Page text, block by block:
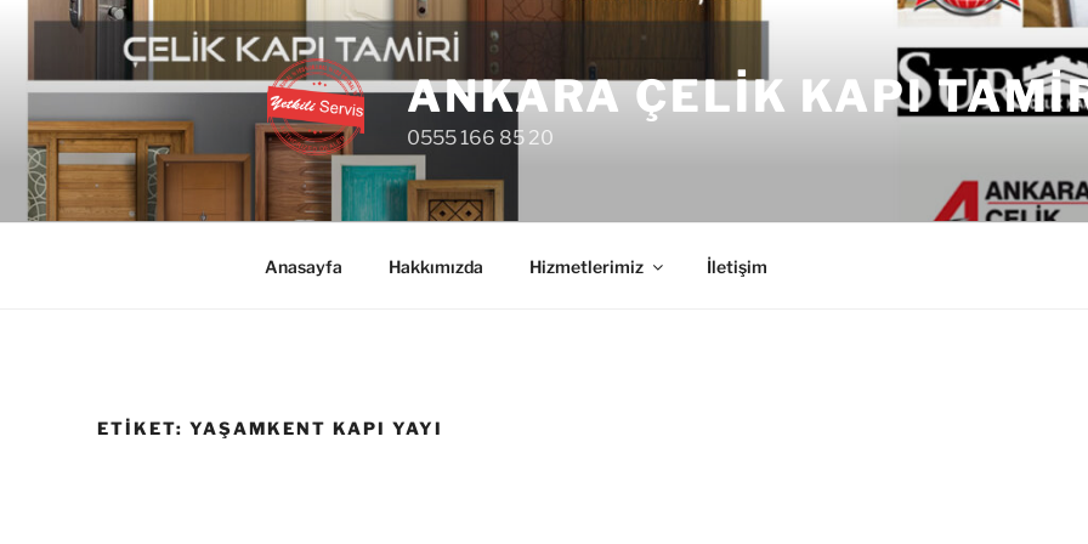
ANKARA ÇELIK KAPI
0555 166 85 20
Anasayfa Hakkımızda Hizmetlerimiz İletişim
ETIKET: YAŞAMKENT KAPI YAYI